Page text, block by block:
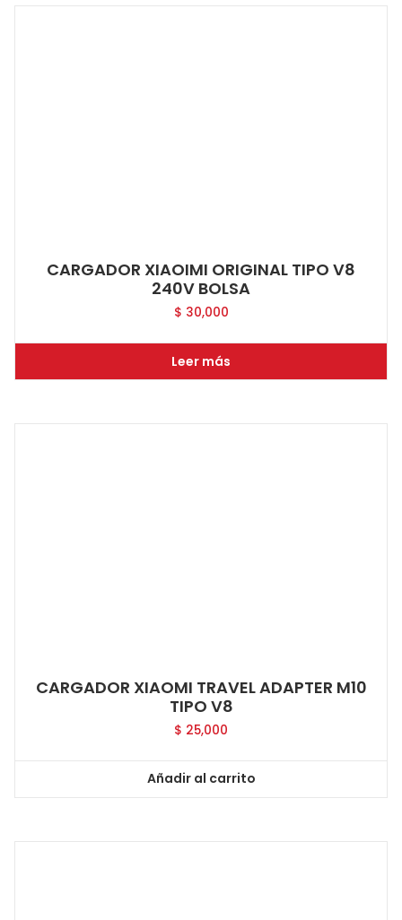
CARGADOR XIAOIMI ORIGINAL TIPO V8
240V BOLSA
$ 30,000
Leer más
CARGADOR XIAOMI TRAVEL ADAPTER M10
TIPO V8
$ 25,000
Añadir al carrito